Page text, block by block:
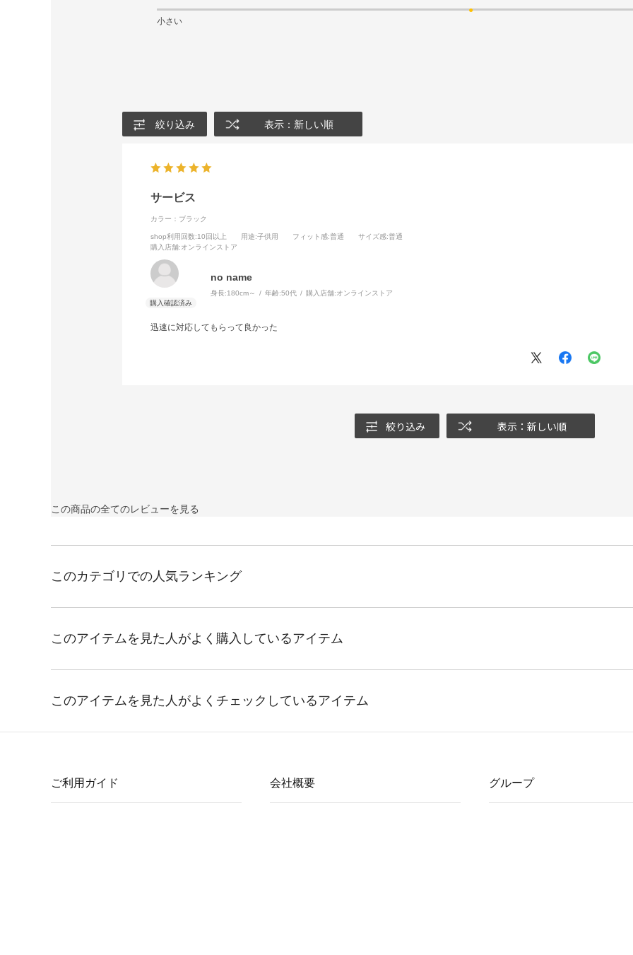
小さい
絞り込み 表示：新しい順
サービス
カラー：ブラック
shop利用回数:10回以上 用途:子供用 フィット感:普通 サイズ感:普通
購入店舗:オンラインストア
no name
身長:180cm～ 年齢:50代 購入店舗:オンラインストア
迅速に対応してもらって良かった
絞り込み 表示：新しい順
この商品の全てのレビューを見る
ご利用ガイド 会社概要 グループ